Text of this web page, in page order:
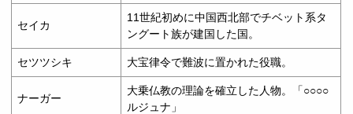
セイカ
11世紀初めに中国西北部でチベット系タ
ングート族が建国した国。
セツツシキ 大宝律令で難波に置かれた役職。
ナーガー
大乗仏教の理論を確立した人物。「○○○○
ルジュナ」